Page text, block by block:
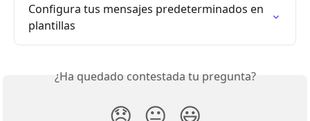
Configura tus mensajes predeterminados en
plantillas
¿Ha quedado contestada tu pregunta?
😞 😐 😃